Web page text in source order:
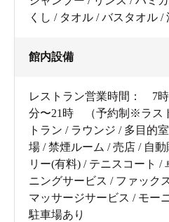
くし / タオル / バスタオル /
館内設備
レストラン営業時間： 7
分〜21時 （予約制※ラス
トラン / ラウンジ / 多目的
場 / 禁煙ルーム / 売店 / 自
リー(有料) / テニスコート /
ニングサービス / ファック
マッサージサービス / モー
駐車場あり